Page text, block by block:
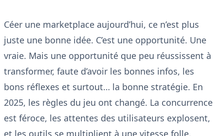
Céer une marketplace aujourd’hui, ce n’est plus
juste une bonne idée. C’est une opportunité. Une
vraie. Mais une opportunité que peu réussissent à
transformer, faute d’avoir les bonnes infos, les
bons réflexes et surtout… la bonne stratégie. En
2025, les règles du jeu ont changé. La concurrence
est féroce, les attentes des utilisateurs explosent,
et les outils se multiplient à une vitesse folle.